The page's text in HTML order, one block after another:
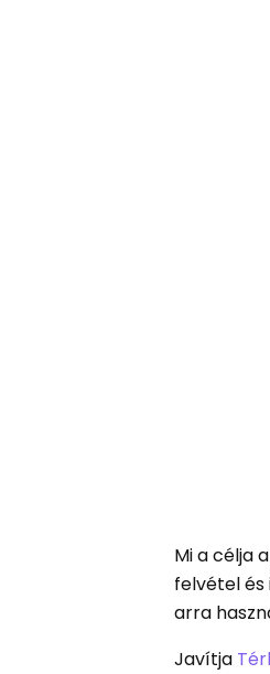
Mi a célja
felvétel
arra
Javítja